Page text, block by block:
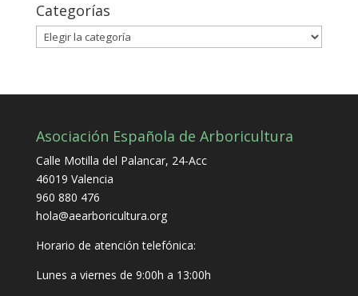
Categorías
Categorías
Asociación Española de Arboricultura
Calle Motilla del Palancar, 24-Acc
46019 Valencia
960 880 476
hola@aearboricultura.org
Horario de atención telefónica:
Lunes a viernes de 9:00h a 13:00h